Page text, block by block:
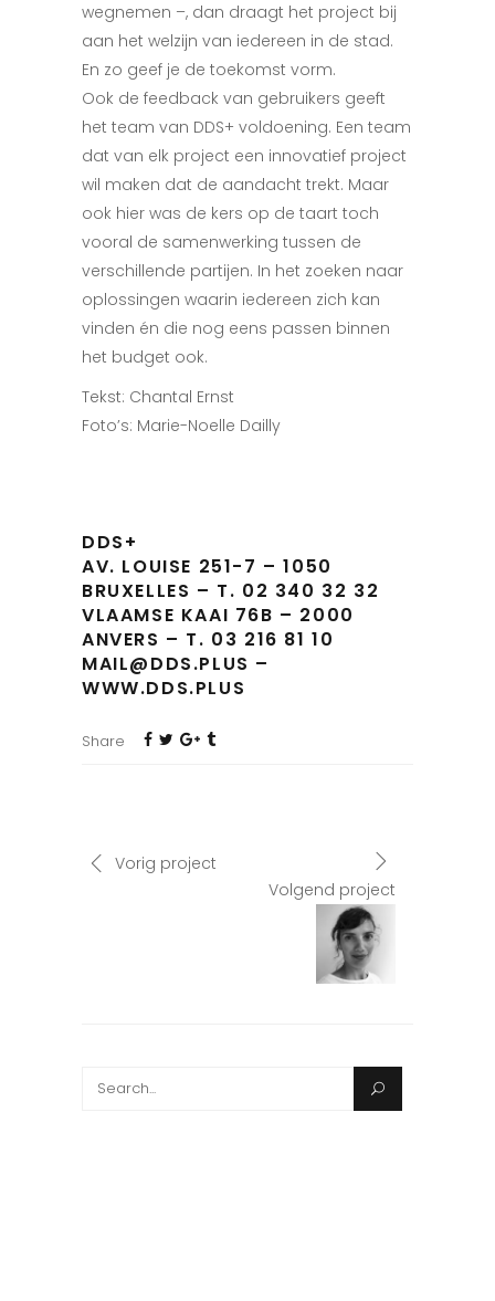
wegnemen –, dan draagt het project bij
aan het welzijn van iedereen in de stad.
En zo geef je de toekomst vorm.
Ook de feedback van gebruikers geeft
het team van DDS+ voldoening. Een team
dat van elk project een innovatief project
wil maken dat de aandacht trekt. Maar
ook hier was de kers op de taart toch
vooral de samenwerking tussen de
verschillende partijen. In het zoeken naar
oplossingen waarin iedereen zich kan
vinden én die nog eens passen binnen
het budget ook.
Tekst: Chantal Ernst
Foto’s: Marie-Noelle Dailly
DDS+
AV. LOUISE 251-7 – 1050
BRUXELLES – T. 02 340 32 32
VLAAMSE KAAI 76B – 2000
ANVERS – T. 03 216 81 10
MAIL@DDS.PLUS –
WWW.DDS.PLUS
Share
Vorig project
Volgend project
Search